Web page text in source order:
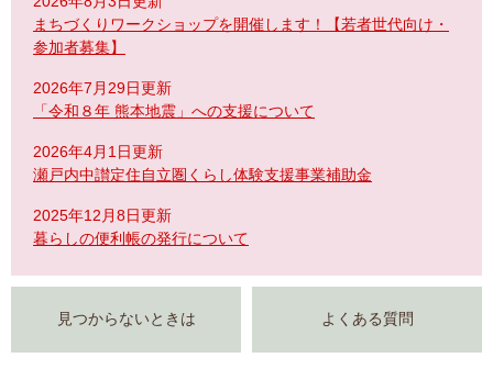
まちづくりワークショップを開催します！【若者世代向け・
参加者募集】
2026年7月29日更新
「令和８年 熊本地震」への支援について
2026年4月1日更新
瀬戸内中讃定住自立圏くらし体験支援事業補助金
2025年12月8日更新
暮らしの便利帳の発行について
見つからないときは よくある質問